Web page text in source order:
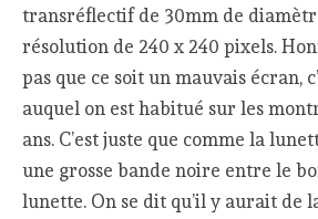
transréflectif de 30mm de
résolution de 240 x 240 pixels.
pas que ce soit un mauvais écran,
auquel on est habitué sur les
ans. C’est juste que comme la
une grosse bande noire entre le
lunette. On se dit qu’il y aurait de